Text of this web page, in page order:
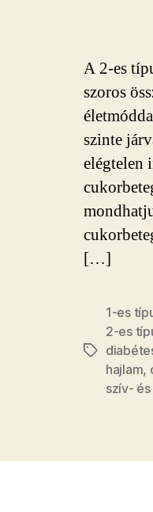
A 2-es
szoros
szinte
elégtelen
[…]
Címkék
1-es
2-es
hajlam,
szív-